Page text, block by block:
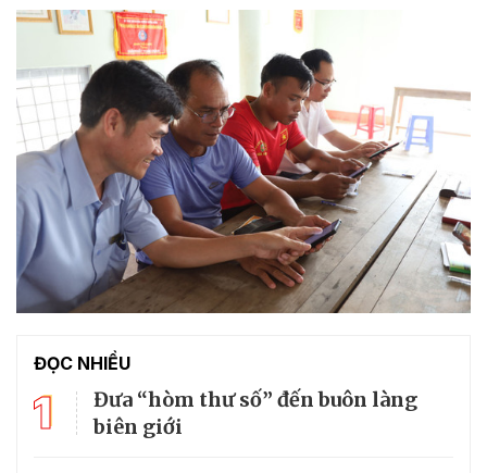
ĐỌC NHIỀU
1
Đưa “hòm thư số” đến buôn làng
biên giới